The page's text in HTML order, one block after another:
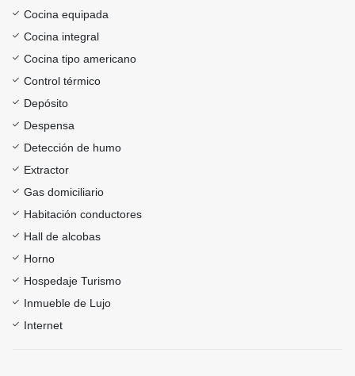
Cocina equipada
Cocina integral
Cocina tipo americano
Control térmico
Depósito
Despensa
Detección de humo
Extractor
Gas domiciliario
Habitación conductores
Hall de alcobas
Horno
Hospedaje Turismo
Inmueble de Lujo
Internet